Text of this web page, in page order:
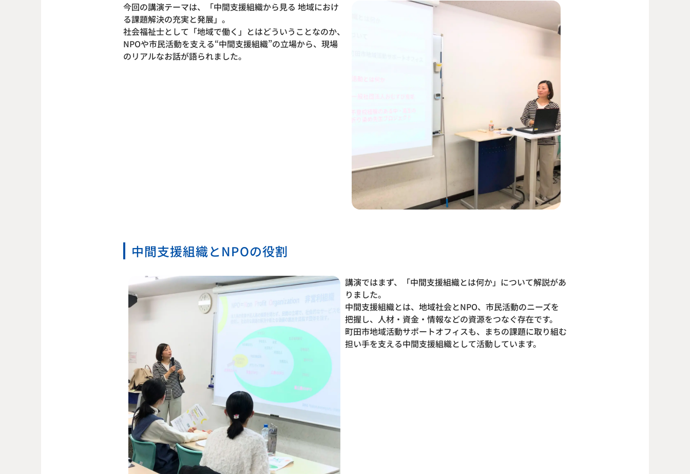
今回の講演テーマは、「中間支援組織から見る 地域におけ
る課題解決の充実と発展」。
社会福祉士として「地域で働く」とはどういうことなのか、
NPOや市民活動を支える“中間支援組織”の立場から、現場
のリアルなお話が語られました。
中間支援組織とNPOの役割
講演ではまず、「中間支援組織とは何か」について解説があ
りました。
中間支援組織とは、地域社会とNPO、市民活動のニーズを
把握し、人材・資金・情報などの資源をつなぐ存在です。
町田市地域活動サポートオフィスも、まちの課題に取り組む
担い手を支える中間支援組織として活動しています。